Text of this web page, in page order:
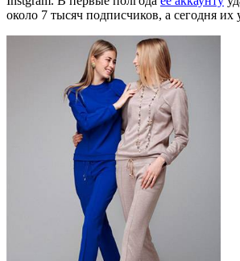
около 7 тысяч подписчиков, а сегодня их